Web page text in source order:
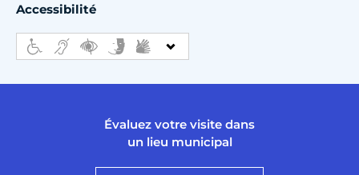
Accessibilité
Évaluez votre visite dans
un lieu municipal